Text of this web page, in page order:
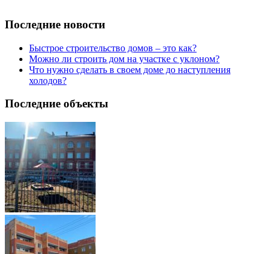
Последние новости
Быстрое строительство домов – это как?
Можно ли строить дом на участке с уклоном?
Что нужно сделать в своем доме до наступления
холодов?
Последние объекты